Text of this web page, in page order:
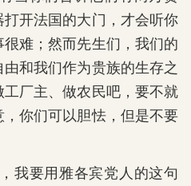
开法国的大门，才会听你
难；然而先生们，我们的
和我们作为贵族的生存之
厂主、做农民吧，要不就
你们可以胆怯，但是不要
我要用雅各宾党人的这句